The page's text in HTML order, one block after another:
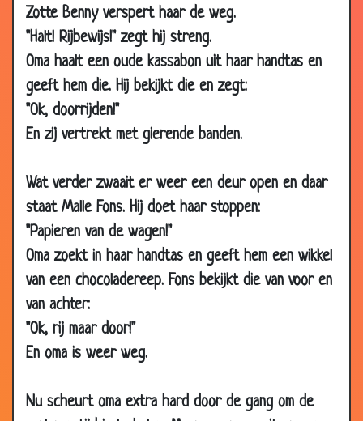
Zotte Benny verspert haar de weg.
"Halt! Rijbewijs!" zegt hij streng.
Oma haalt een oude kassabon uit haar handtas en
geeft hem die. Hij bekijkt die en zegt:
"Ok, doorrijden!"
En zij vertrekt met gierende banden.
Wat verder zwaait er weer een deur open en daar
staat Malle Fons. Hij doet haar stoppen:
"Papieren van de wagen!"
Oma zoekt in haar handtas en geeft hem een wikkel
van een chocoladereep. Fons bekijkt die van voor en
van achter:
"Ok, rij maar door!"
En oma is weer weg.
Nu scheurt oma extra hard door de gang om de
09 Jul
2016
Vakantiedagboek
12 Dec
2014
In de kou 2.89
12 Nov
2014
Ik heb een konijntje
2014
Borsten bijten
28 Jul
2014
Seks therapeut
2014
S M D M D F S
28 Jan
2014
Auto ongeluk
2013